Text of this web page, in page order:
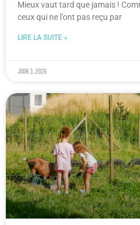
Mieux vaut tard que jamais !
ceux qui ne l’ont pas reçu par
LIRE LA SUITE »
juin 3, 2026